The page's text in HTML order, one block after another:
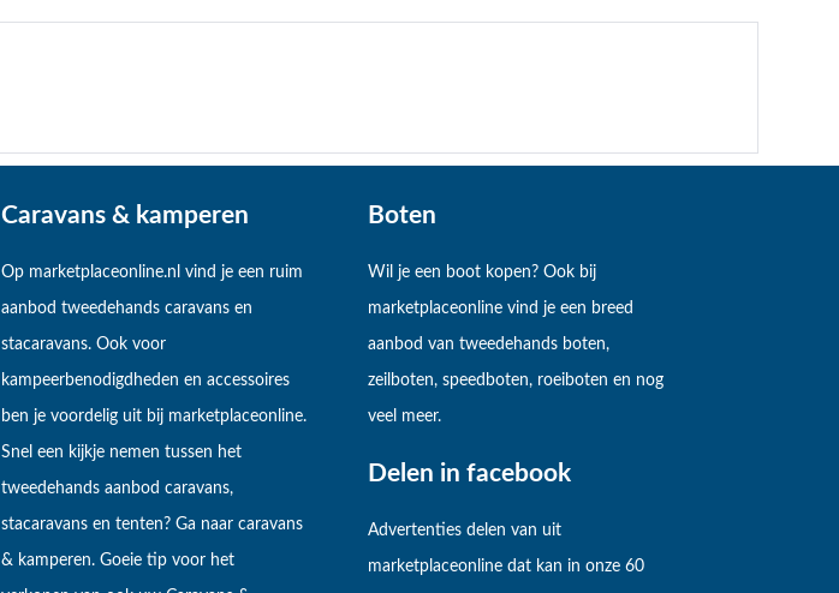
Caravans & kamperen
Op marketplaceonline.nl vind je een ruim
aanbod tweedehands caravans en
stacaravans. Ook voor
kampeerbenodigdheden en accessoires
ben je voordelig uit bij marketplaceonline.
Snel een kijkje nemen tussen het
tweedehands aanbod caravans,
stacaravans en tenten? Ga naar caravans
& kamperen. Goeie tip voor het
Boten
Wil je een boot kopen? Ook bij
marketplaceonline vind je een breed
aanbod van tweedehands boten,
zeilboten, speedboten, roeiboten en nog
veel meer.
Delen in facebook
Advertenties delen van uit
marketplaceonline dat kan in onze 60